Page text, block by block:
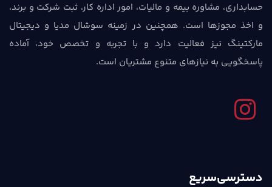
حسابداری، مشاوره بیمه و مالیات، امور اداره کار، ثبت شرکت و برند،
و اخذ مجوزها است. همچنین در زمینه سوشال مدیا و دیجیتال
مارکتینگ نیز فعالیت دارد و با تجربه و تخصص خود، آماده
پاسخگویی به نیازهای متنوع مشتریان است.
دسترسی‌سریع